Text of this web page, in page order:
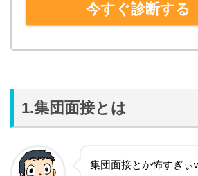
今すぐ診断する
1.集団面接とは
集団面接とか怖すぎぃ